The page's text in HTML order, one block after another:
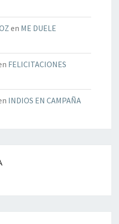
en ME DUELE
FELICITACIONES
INDIOS EN CAMPAÑA